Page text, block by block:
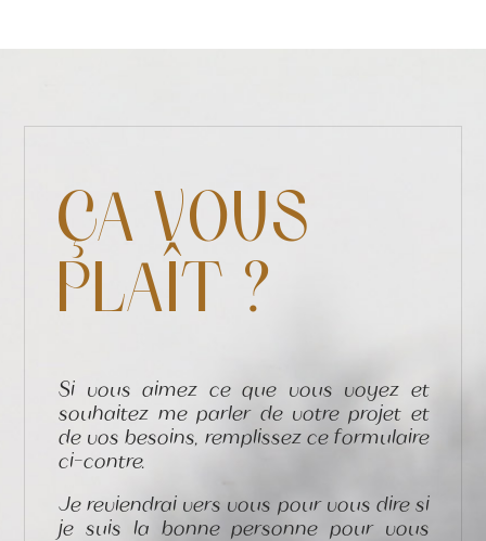
ÇA VOUS
PLAÎT ?
Si vous aimez ce que vous voyez et
souhaitez me parler de votre projet et
de vos besoins, remplissez ce formulaire
ci-contre.
Je reviendrai vers vous pour vous dire si
je suis la bonne personne pour vous